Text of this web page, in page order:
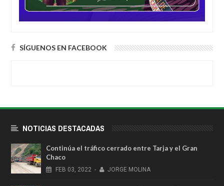
SÍGUENOS EN FACEBOOK
NOTICIAS DESTACADAS
Continúa el tráfico cerrado entre Tarja y el Gran
Chaco
FEB 03, 2022 - JORGE MOLINA